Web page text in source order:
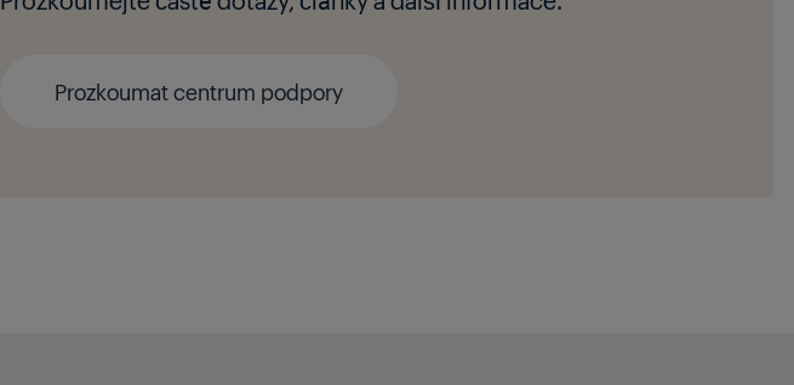
Prozkoumat centrum podpory